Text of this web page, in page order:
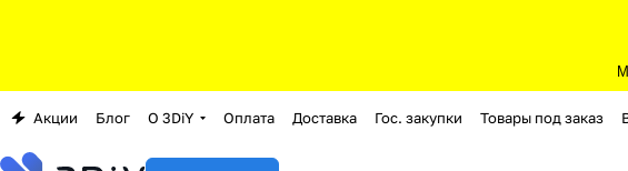
Акции Блог О 3DiY Оплата Доставка Гос. закупки Товары под заказ